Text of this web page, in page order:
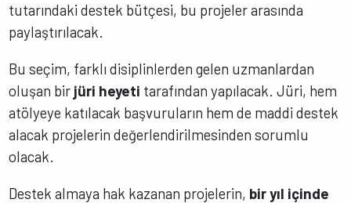
tutarındaki destek bütçesi, bu projeler arasında
paylaştırılacak.
Bu seçim, farklı disiplinlerden gelen uzmanlardan
oluşan bir jüri heyeti tarafından yapılacak. Jüri, hem
atölyeye katılacak başvuruların hem de maddi destek
alacak projelerin değerlendirilmesinden sorumlu
olacak.
Destek almaya hak kazanan projelerin, bir yıl içinde